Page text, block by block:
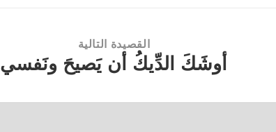
القصيدة التالية
أوشَكَ الدِّيكُ أن يَصيحَ ونَفسي